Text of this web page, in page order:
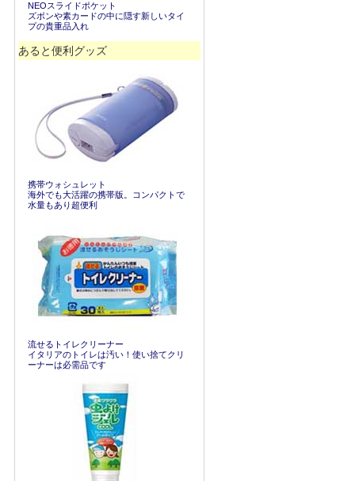
NEOスライドポケット
ズボンや素カードの中に隠す新しいタイ
プの貴重品入れ
あると便利グッズ
携帯ウォシュレット
海外でも大活躍の携帯版。コンパクトで
水量もあり超便利
流せるトイレクリーナー
イタリアのトイレは汚い！使い捨てクリ
ーナーは必需品です